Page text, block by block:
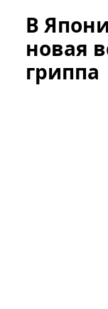
В
новая
гриппа